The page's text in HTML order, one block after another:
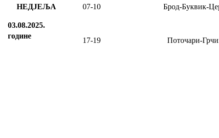
НЕДЈЕЉА
03.08.2025.
године
07-10 Брод-Буквик-
17-19 Поточари-